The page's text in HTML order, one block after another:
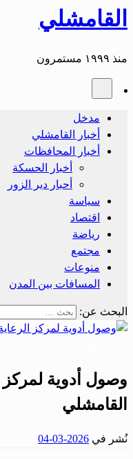
القامشلي
منذ ١٩٩٩ مستمرون
مدخل
أخبار القامشلي
أخبار المحافظات
أخبار الحسكة
أحبار دير الزور
سياسة
اقتصاد
رياضة
مجتمع
منوعات
المسافات بين المدن
البحث عن:
وصول أدوية لمركز
القامشلي
نُشر في 2026-03-04